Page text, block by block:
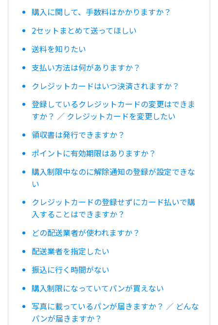
購入に関して、手数料はかかりますか？
2セットまとめて送ってほしい
送料を知りたい
支払い方法は何がありますか？
クレジットカードはいつ決済されますか？
登録しているクレジットカードの変更はできま
すか？ ／ クレジットカードを変更したい
領収書は発行できますか？
ポイントに有効期限はありますか？
購入制限中なのに解除通知の登録が設定できな
い
クレジットカードの登録せずにカード払いで購
入することはできますか？
どの配送業者が使われますか？
配送業者を指定したい
振込に行く時間がない
購入制限になっていてパンが買えない
写真に載っているパンが届きますか？ ／ どんな
パンが届きますか？